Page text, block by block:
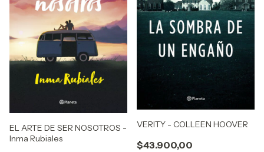
EL ARTE DE SER NOSOTROS -
Inma Rubiales
VERITY - COLLEEN HOOVER
$43.900,00